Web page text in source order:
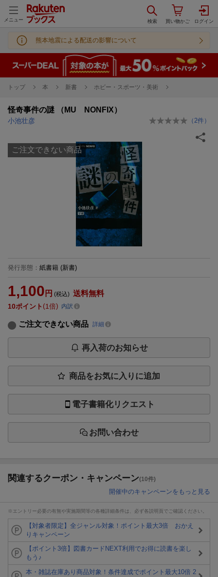
メニュー
熊本地震による配送の影響について
トップ 本 新書 ホビー・スポーツ・美術
怪奇事件の謎 （MU NONFIX）
小池壮彦 （ 2件）
ご注文できない商品
発行形態 ： 紙書籍 (新書)
1,100 円 (税込) 送料無料
10ポイント 1倍 内訳
ご注文できない商品 詳細
再入荷のお知らせ
商品をお気に入りに追加
電子書籍化リクエスト
お問い合わせ
関連するクーポン・キャンペーン(10件)
開催中のキャンペーンをもっと見る
※エントリー必要の有無や実施期間等の各種詳細条件は、必ず各説明頁でご確認ください。
【対象者限定】全ジャンル対象！ポイント最大3倍 おかえ
りキャンペーン
【ポイント3倍】図書カードNEXT利用でお得に読書を楽し
もう♪
本・雑誌在庫あり商品対象！条件達成でポイント最大10倍 2